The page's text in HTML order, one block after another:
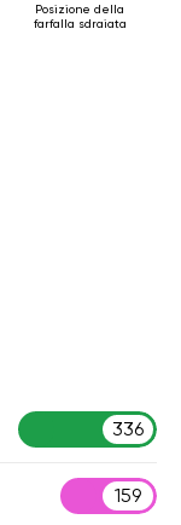
Posizione della
farfalla sdraiata
336
159